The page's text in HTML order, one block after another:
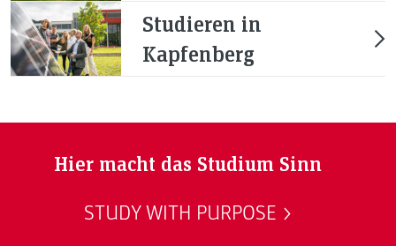
Studieren in
Kapfenberg
Hier macht das Studium Sinn
STUDY WITH PURPOSE